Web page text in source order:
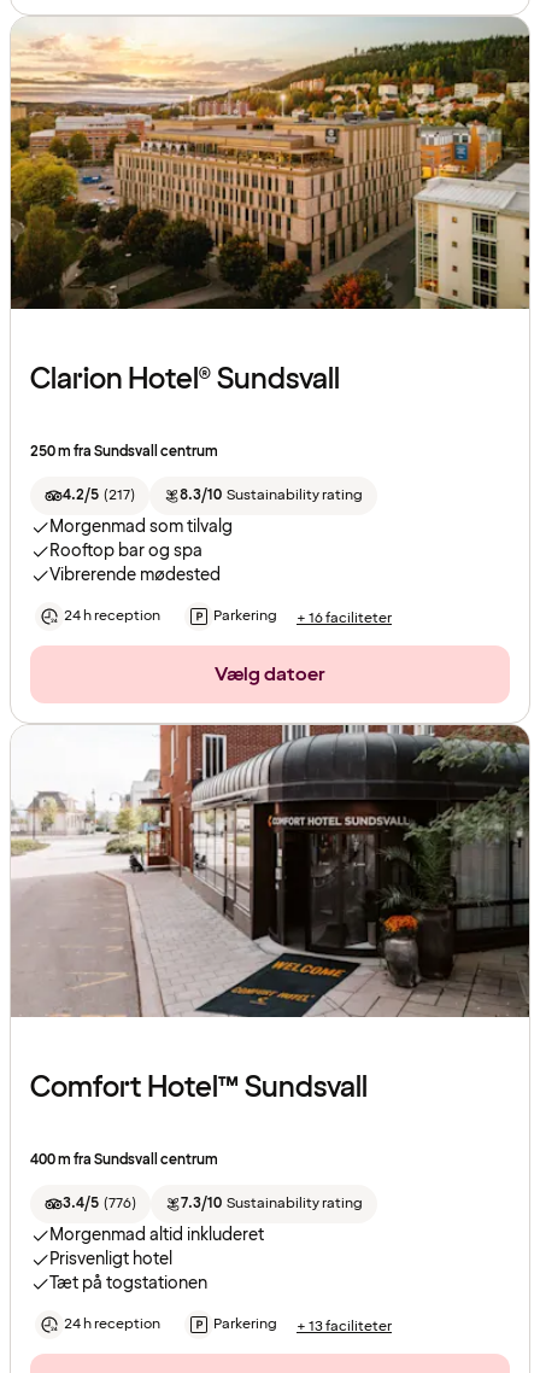
Clarion Hotel® Sundsvall
250 m fra Sundsvall centrum
4.2/5 (217) 8.3/10 Sustainability rating
Morgenmad som tilvalg
Rooftop bar og spa
Vibrerende mødested
24 h reception Parkering + 16 faciliteter
Vælg datoer
Comfort Hotel™ Sundsvall
400 m fra Sundsvall centrum
3.4/5 (776) 7.3/10 Sustainability rating
Morgenmad altid inkluderet
Prisvenligt hotel
Tæt på togstationen
24 h reception Parkering + 13 faciliteter